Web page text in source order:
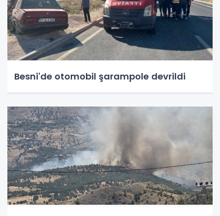
Besni'de otomobil şarampole devrildi